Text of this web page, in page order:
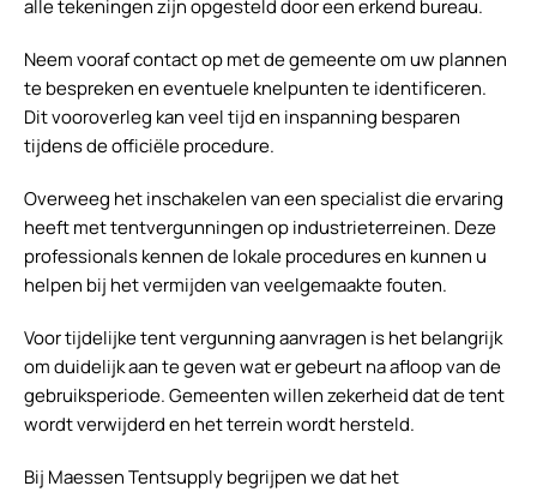
alle tekeningen zijn opgesteld door een erkend bureau.
Neem vooraf contact op met de gemeente om uw plannen
te bespreken en eventuele knelpunten te identificeren.
Dit vooroverleg kan veel tijd en inspanning besparen
tijdens de officiële procedure.
Overweeg het inschakelen van een specialist die ervaring
heeft met tentvergunningen op industrieterreinen. Deze
professionals kennen de lokale procedures en kunnen u
helpen bij het vermijden van veelgemaakte fouten.
Voor tijdelijke tent vergunning aanvragen is het belangrijk
om duidelijk aan te geven wat er gebeurt na afloop van de
gebruiksperiode. Gemeenten willen zekerheid dat de tent
wordt verwijderd en het terrein wordt hersteld.
Bij Maessen Tentsupply begrijpen we dat het